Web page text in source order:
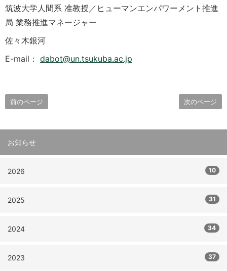
筑波大学人間系 准教授／ヒューマンエンパワーメント推進
局 業務推進マネージャー
佐々木銀河
E-mail： dabot@un.tsukuba.ac.jp
前のページ 次のページ
お知らせ
2026 10
2025 31
2024 34
2023 37